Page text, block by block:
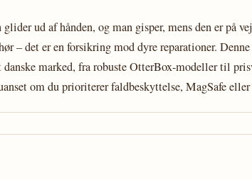
ud af hånden, og man gisper, mens den er på
– det er en forsikring mod dyre reparationer.
danske marked, fra robuste OtterBox-modeller til
om du prioriterer faldbeskyttelse, MagSafe